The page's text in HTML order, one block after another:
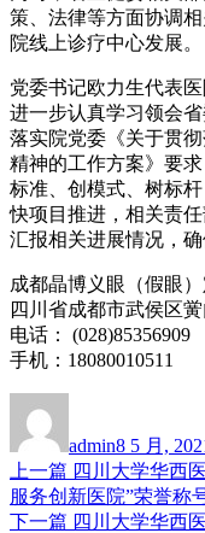
策、法律等方面协调
院线上诊疗中心发展。
党委书记欧力生代表
进一步认真学习领会
落实院党委《关于贯
精神的工作方案》要
标准、创模式、树标
快项目推进，相关责
汇报相关进展情况，
成都晶博义眼（假眼
四川省成都市武侯区
电话： (028)85356909
手机：18080010511
admin于
8 5 月,
文
章
上一篇 上
篇
文
四川大学华西
服务创新医院”荣誉称
下一篇 下
四川大学华西